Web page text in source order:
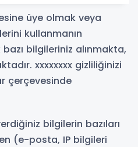
üye olmak veya
kullanmanın
bilgileriniz alınmakta,
xxxxxxxx gizliliğinizi
çerçevesinde
bilgilerin bazıları
(e-posta, IP bilgileri